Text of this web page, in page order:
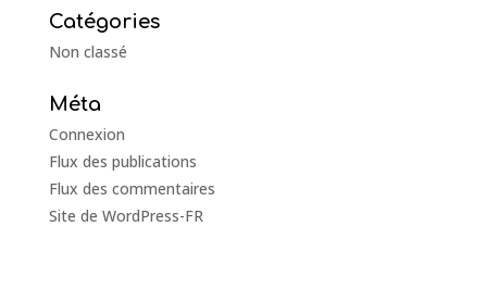
Catégories
Non classé
Méta
Connexion
Flux des publications
Flux des commentaires
Site de WordPress-FR